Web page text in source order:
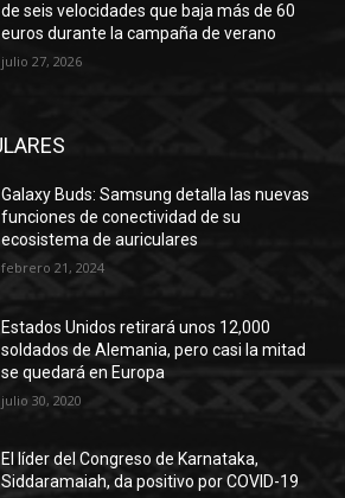
de seis velocidades que baja más de 60
euros durante la campaña de verano
julio 27, 2026
Galaxy Buds: Samsung detalla las nuevas
funciones de conectividad de su
ecosistema de auriculares
febrero 21, 2024
Estados Unidos retirará unos 12,000
soldados de Alemania, pero casi la mitad
se quedará en Europa
julio 30, 2020
El líder del Congreso de Karnataka,
Siddaramaiah, da positivo por COVID-19